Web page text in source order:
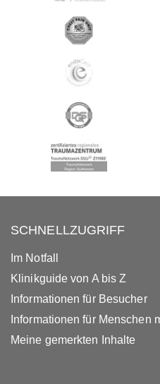
SCHNELLZUGRIFF
Im Notfall
Klinikguide von A bis Z
Informationen für Besucher
Informationen für Menschen
Meine gemerkten Inhalte